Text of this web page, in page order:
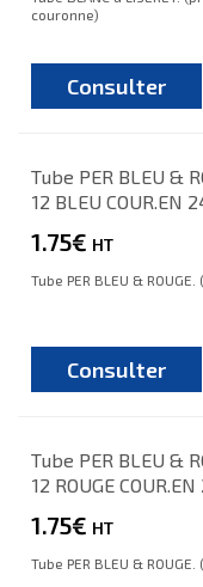
couronne)
Consulter
Tube PER BLEU &
12 BLEU COUR.EN
1.75€ HT
Tube PER BLEU &
Consulter
Tube PER BLEU &
12 ROUGE
1.75€ HT
Tube PER BLEU &